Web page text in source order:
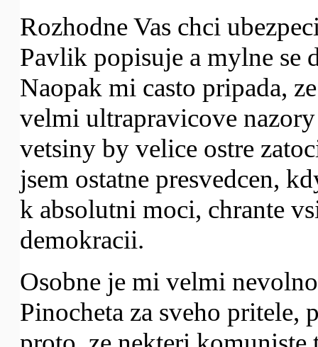
Rozhodne Vas chci
Pavlik popisuje a mylne se
Naopak mi casto pripada,
velmi ultrapravicove
vetsiny by velice ostre
jsem ostatne presvedcen,
k absolutni moci, chrante
demokracii.
Osobne je mi velmi
Pinocheta za sveho pritele,